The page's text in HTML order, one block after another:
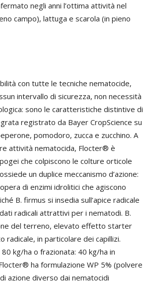
negli anni l’ottima attività nel
campo), lattuga e scarola (in pieno
con tutte le tecniche nematocide,
intervallo di sicurezza, non necessità
sono le caratteristiche distintive di
registrato da Bayer CropScience su
pomodoro, zucca e zucchino. A
attività nematocida, Flocter® è
che colpiscono le colture orticole
un duplice meccanismo d’azione:
di enzimi idrolitici che agiscono
B. firmus si insedia sull’apice radicale
radicali attrattivi per i nematodi. B.
del terreno, elevato effetto starter
in particolare dei capillizi.
kg/ha o frazionata: 40 kg/ha in
ha formulazione WP 5% (polvere
azione diverso dai nematocidi